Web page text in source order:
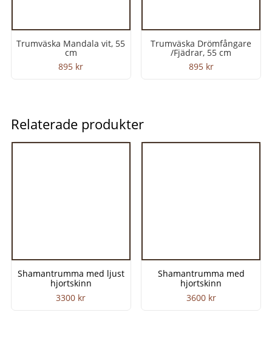
Trumväska Mandala vit, 55
cm
895 kr
Trumväska Drömfångare
/Fjädrar, 55 cm
895 kr
Relaterade produkter
Shamantrumma med ljust
hjortskinn
3300 kr
Shamantrumma med
hjortskinn
3600 kr